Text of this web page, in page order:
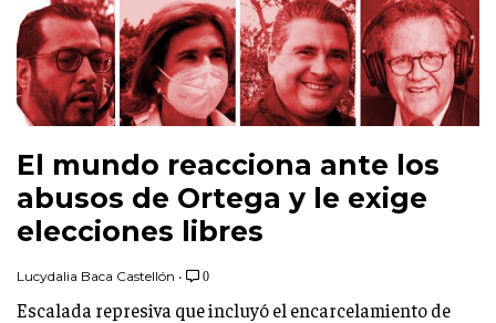
El mundo reacciona ante los
abusos de Ortega y le exige
elecciones libres
Lucydalia Baca Castellón • 0
Escalada represiva que incluyó el encarcelamiento de